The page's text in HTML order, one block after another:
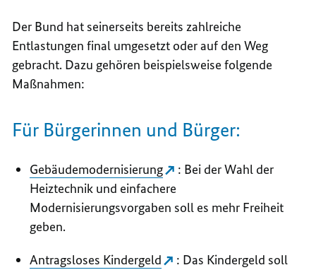
Der Bund hat seinerseits bereits zahlreiche
Entlastungen final umgesetzt oder auf den Weg
gebracht. Dazu gehören beispielsweise folgende
Maßnahmen:
Für Bürgerinnen und Bürger:
Gebäudemodernisierung
: Bei der Wahl der
Heiztechnik und einfachere
Modernisierungsvorgaben soll es mehr Freiheit
geben.
Antragsloses Kindergeld
: Das Kindergeld soll